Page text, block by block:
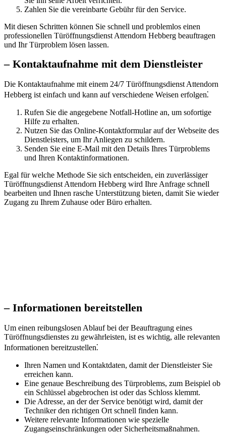
Zahlen Sie die vereinbarte Gebühr für den Service.​
Mit diesen Schritten können Sie schnell und problemlos einen
professionellen Türöffnungsdienst Attendorn Hebberg beauftragen
und Ihr Türproblem lösen lassen.​
– Kontaktaufnahme mit dem Dienstleister
Die Kontaktaufnahme mit einem 24/7 Türöffnungsdienst Attendorn
Hebberg ist einfach und kann auf verschiedene Weisen erfolgen⁚
Rufen Sie die angegebene Notfall-Hotline an, um sofortige
Hilfe zu erhalten.​
Nutzen Sie das Online-Kontaktformular auf der Webseite des
Dienstleisters, um Ihr Anliegen zu schildern.​
Senden Sie eine E-Mail mit den Details Ihres Türproblems
und Ihren Kontaktinformationen.​
Egal für welche Methode Sie sich entscheiden, ein zuverlässiger
Türöffnungsdienst Attendorn Hebberg wird Ihre Anfrage schnell
bearbeiten und Ihnen rasche Unterstützung bieten, damit Sie wieder
Zugang zu Ihrem Zuhause oder Büro erhalten.​
– Informationen bereitstellen
Um einen reibungslosen Ablauf bei der Beauftragung eines
Türöffnungsdienstes zu gewährleisten, ist es wichtig, alle relevanten
Informationen bereitzustellen⁚
Ihren Namen und Kontaktdaten, damit der Dienstleister Sie
erreichen kann.​
Eine genaue Beschreibung des Türproblems, zum Beispiel ob
ein Schlüssel abgebrochen ist oder das Schloss klemmt.​
Die Adresse, an der der Service benötigt wird, damit der
Techniker den richtigen Ort schnell finden kann.​
Weitere relevante Informationen wie spezielle
Zugangseinschränkungen oder Sicherheitsmaßnahmen.​